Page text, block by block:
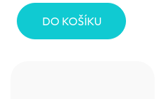
hvězdiček.
DO KOŠÍKU